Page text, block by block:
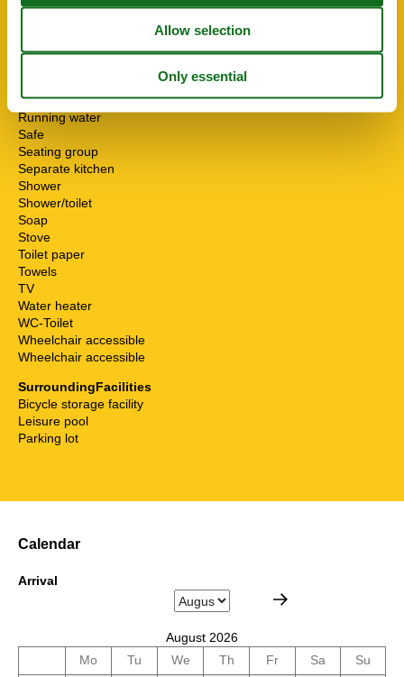
Internet - WiFi
Multiple bedrooms
Pets allowed or on request
Possibility of freezing
Running water
Safe
Seating group
Separate kitchen
Shower
Shower/toilet
Soap
Stove
Toilet paper
Towels
TV
Water heater
WC-Toilet
Wheelchair accessible
Wheelchair accessible
SurroundingFacilities
Bicycle storage facility
Leisure pool
Parking lot
Calendar
Arrival
August 2026
Mo
Tu We Th Fr Sa
Su